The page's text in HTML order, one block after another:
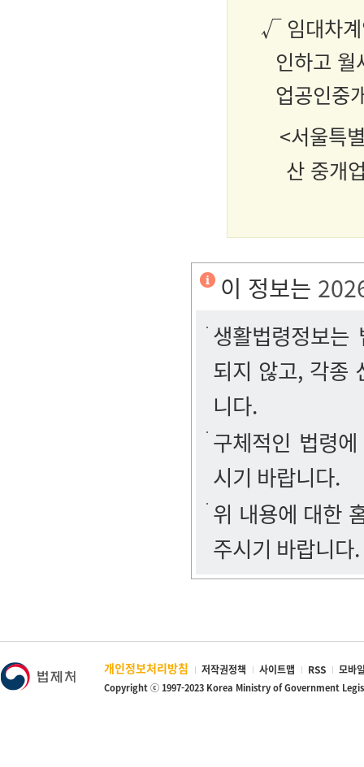
√ 임대차계
인하고
업공인중
<서울특
산 중개
이 정보는
생활법령정보
되지 않고, 각종
니다.
구체적인 법령
시기 바랍니다.
위 내용에 대한
주시기 바랍니다.
개인정보처리방침 저작권정책 사이트맵 RSS 모바
Copyright ⓒ 1997-2023 Korea Ministry of Government